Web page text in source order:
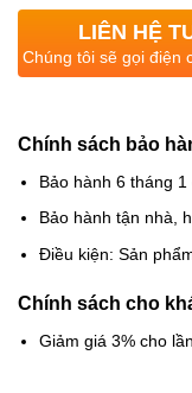
LIÊN HỆ
Chúng tôi sẽ gọi điện
Chính sách bảo
Bảo hành 6 tháng
Bảo hành tận nhà,
Điều kiện: Sản
Chính sách cho
Giảm giá 3% cho